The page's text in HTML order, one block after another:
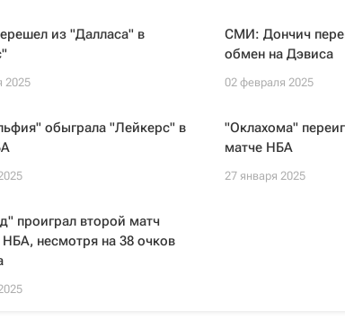
из "Далласа" в
2025
СМИ: Дончич
обмен на Дэвиса
02 февраля 2025
обыграла "Лейкерс" в
"Оклахома"
матче НБА
27 января 2025
проиграл второй матч
несмотря на 38 очков